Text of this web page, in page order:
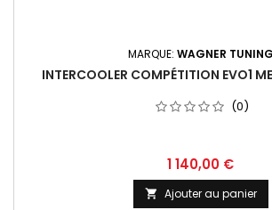
MARQUE: WAGNER TUNING
INTERCOOLER COMPÉTITION EVO1
(0)
Prix
1 140,00 €
 Ajouter au panier